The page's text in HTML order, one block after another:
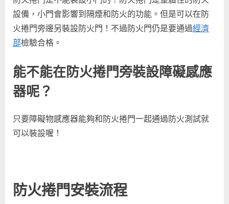
設備，小門會影響到隔煙和防火的功能。但是可以在防
火捲門旁邊另裝設防火門！不過防火門仍是要通過經濟
部檢驗合格。
能不能在防火捲門旁裝設障礙感應
器呢？
只要障礙物感應器能夠和防火捲門一起通過防火測試就
可以裝設喔！
防火捲門安裝流程